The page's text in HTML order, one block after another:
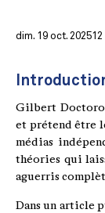
dim. 19 oct. 2025
Gilbert
et prétend être
médias
théories qui
aguerris
Dans un article